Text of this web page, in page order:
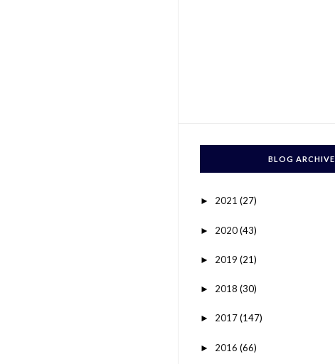
BLOG ARCHIVE
► 2021(27)
► 2020(43)
► 2019(21)
► 2018(30)
► 2017(147)
► 2016(66)